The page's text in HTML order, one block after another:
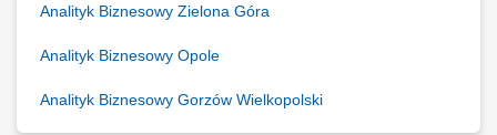
Analityk Biznesowy Zielona Góra
Analityk Biznesowy Opole
Analityk Biznesowy Gorzów Wielkopolski